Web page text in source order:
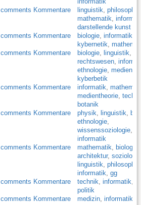
comments Kommentare linguistik, philosophie
mathematik,
darstellende kunst
comments Kommentare biologie, informatik
kybernetik,
comments Kommentare biologie, linguistik,
rechtswesen,
ethnologie,
kyberbetik
comments Kommentare informatik,
medientheorie,
botanik
comments Kommentare physik, linguistik,
ethnologie,
wissenssoziologie,
informatik
comments Kommentare mathematik, biologie
architektur, soziologie
linguistik, philosophie
informatik, gg
comments Kommentare technik, informatik,
politik
comments Kommentare medizin, informatik